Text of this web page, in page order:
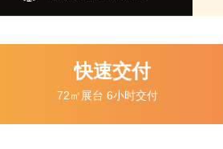
72㎡展台 6小时交付
快速交付